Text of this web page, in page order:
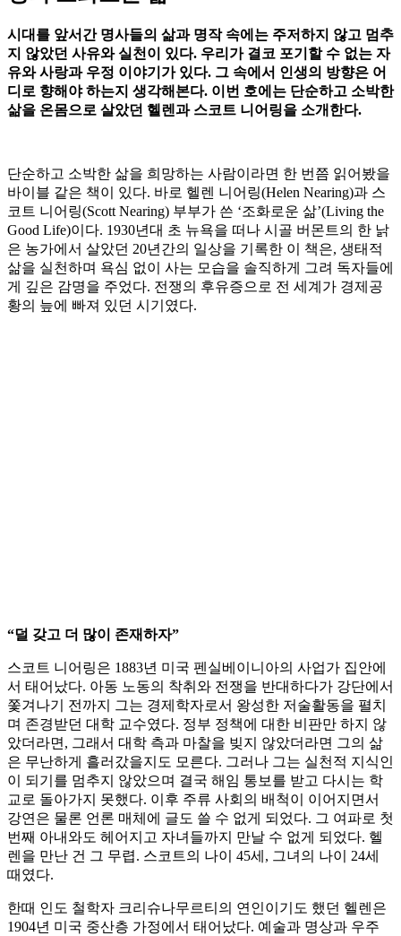
시대를 앞서간 명사들의 삶과 명작 속에는 주저하지 않고 멈추
지 않았던 사유와 실천이 있다. 우리가 결코 포기할 수 없는 자
유와 사랑과 우정 이야기가 있다. 그 속에서 인생의 방향은 어
디로 향해야 하는지 생각해본다. 이번 호에는 단순하고 소박한
삶을 온몸으로 살았던 헬렌과 스코트 니어링을 소개한다.
단순하고 소박한 삶을 희망하는 사람이라면 한 번쯤 읽어봤을
바이블 같은 책이 있다. 바로 헬렌 니어링(Helen Nearing)과 스
코트 니어링(Scott Nearing) 부부가 쓴 ‘조화로운 삶’(Living the
Good Life)이다. 1930년대 초 뉴욕을 떠나 시골 버몬트의 한 낡
은 농가에서 살았던 20년간의 일상을 기록한 이 책은, 생태적
삶을 실천하며 욕심 없이 사는 모습을 솔직하게 그려 독자들에
게 깊은 감명을 주었다. 전쟁의 후유증으로 전 세계가 경제공
황의 늪에 빠져 있던 시기였다.
“덜 갖고 더 많이 존재하자”
스코트 니어링은 1883년 미국 펜실베이니아의 사업가 집안에
서 태어났다. 아동 노동의 착취와 전쟁을 반대하다가 강단에서
쫓겨나기 전까지 그는 경제학자로서 왕성한 저술활동을 펼치
며 존경받던 대학 교수였다. 정부 정책에 대한 비판만 하지 않
았더라면, 그래서 대학 측과 마찰을 빚지 않았더라면 그의 삶
은 무난하게 흘러갔을지도 모른다. 그러나 그는 실천적 지식인
이 되기를 멈추지 않았으며 결국 해임 통보를 받고 다시는 학
교로 돌아가지 못했다. 이후 주류 사회의 배척이 이어지면서
강연은 물론 언론 매체에 글도 쓸 수 없게 되었다. 그 여파로 첫
번째 아내와도 헤어지고 자녀들까지 만날 수 없게 되었다. 헬
렌을 만난 건 그 무렵. 스코트의 나이 45세, 그녀의 나이 24세
때였다.
한때 인도 철학자 크리슈나무르티의 연인이기도 했던 헬렌은
1904년 미국 중산층 가정에서 태어났다. 예술과 명상과 우주